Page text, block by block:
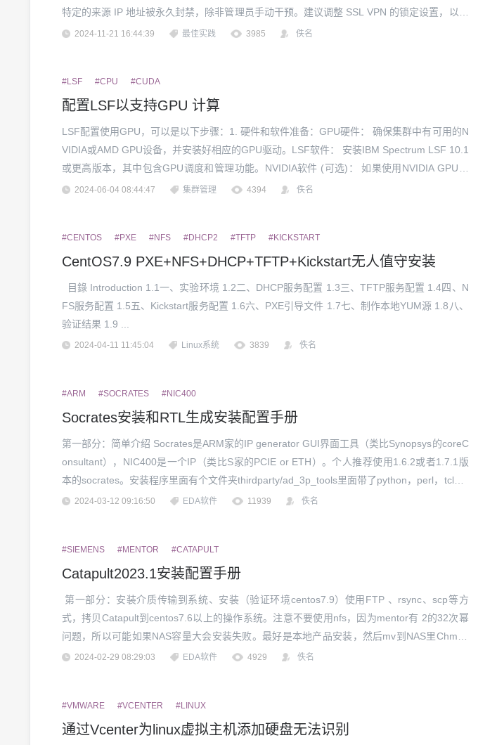
特定的来源 IP 地址被永久封禁，除非管理员手动干预。建议调整 SSL VPN 的锁定设置，以避
免正常用户因误操作被永久封禁（例如，增加登录尝试次数限制，使其在触发封禁前需要更多
2024-11-21 16:44:39 最佳实践 3985 佚名
#LSF #CPU #CUDA
配置LSF以支持GPU 计算
LSF配置使用GPU，可以是以下步骤：1. 硬件和软件准备：GPU硬件： 确保集群中有可用的N
VIDIA或AMD GPU设备，并安装好相应的GPU驱动。LSF软件： 安装IBM Spectrum LSF 10.1
或更高版本，其中包含GPU调度和管理功能。NVIDIA软件 (可选)： 如果使用NVIDIA GPU，
建议安装NVIDIA Tesla GPU Driver和CUDA Tool...
2024-06-04 08:44:47 集群管理 4394 佚名
#CENTOS #PXE #NFS #DHCP2 #TFTP #KICKSTART
CentOS7.9 PXE+NFS+DHCP+TFTP+Kickstart无人值守安装
⽬錄 Introduction 1.1⼀、实验环境 1.2⼆、DHCP服务配置 1.3三、TFTP服务配置 1.4四、N
FS服务配置 1.5五、Kickstart服务配置 1.6六、PXE引导⽂件 1.7七、制作本地YUM源 1.8⼋、
验证结果 1.9 ...
2024-04-11 11:45:04 Linux系统 3839 佚名
#ARM #SOCRATES #NIC400
Socrates安装和RTL生成安装配置手册
第一部分：简单介绍 Socrates是ARM家的IP generator GUI界面工具（类比Synopsys的coreC
onsultant），NIC400是一个IP（类比S家的PCIE or ETH）。个人推荐使用1.6.2或者1.7.1版
本的socrates。安装程序里面有个文件夹thirdparty/ad_3p_tools里面带了python，perl，tcl，x
alan，xe...
2024-03-12 09:16:50 EDA软件 11939 佚名
#SIEMENS #MENTOR #CATAPULT
Catapult2023.1安装配置手册
第一部分：安装介质传输到系统、安装（验证环境centos7.9）使用FTP 、rsync、scp等方
式，拷贝Catapult到centos7.6以上的操作系统。注意不要使用nfs，因为mentor有 2的32次幂
问题，所以可能如果NAS容量大会安装失败。最好是本地产品安装，然后mv到NAS里Chmod
777 文件包，准备安装 License准备。因为Catapu...
2024-02-29 08:29:03 EDA软件 4929 佚名
#VMWARE #VCENTER #LINUX
通过Vcenter为linux虚拟主机添加硬盘无法识别